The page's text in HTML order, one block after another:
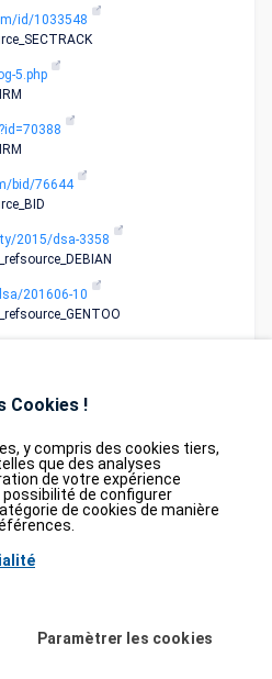
id/1033548
5.php
bid/76644
2015/dsa-3358
201606-10
Purchase
(KEV) provient de laCybersecurity
Cookies !
y compris des cookies tiers,
que des analyses
de votre expérience
de configurer
de cookies de manière
Paramètrer les cookies